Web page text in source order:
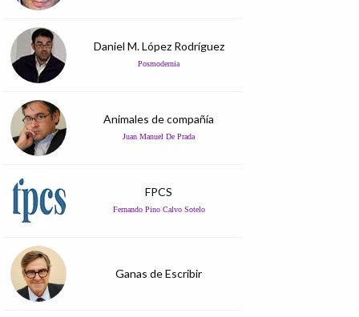
Daniel M. López Rodríguez
Posmodernia
Animales de compañía
Juan Manuel De Prada
FPCS
Fernando Pino Calvo Sotelo
Ganas de Escribir